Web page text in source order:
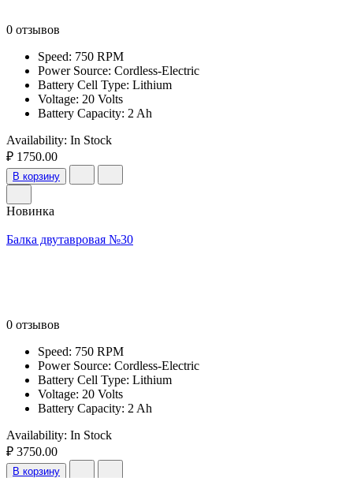
0 отзывов
Speed: 750 RPM
Power Source: Cordless-Electric
Battery Cell Type: Lithium
Voltage: 20 Volts
Battery Capacity: 2 Ah
Availability: In Stock
₽ 1750.00
В корзину
Новинка
Балка двутавровая №30
0 отзывов
Speed: 750 RPM
Power Source: Cordless-Electric
Battery Cell Type: Lithium
Voltage: 20 Volts
Battery Capacity: 2 Ah
Availability: In Stock
₽ 3750.00
В корзину